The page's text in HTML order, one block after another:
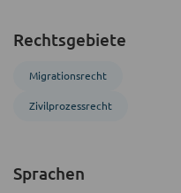
Rechtsgebiete
Migrations­recht
Zivil­prozess­recht
Sprachen